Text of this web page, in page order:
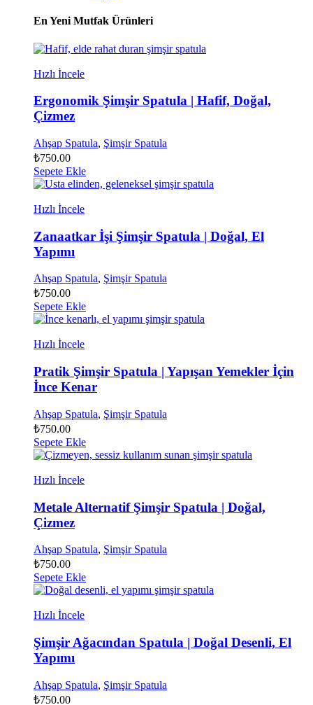
En Yeni Mutfak Ürünleri
Hızlı İncele
Ergonomik Şimşir Spatula | Hafif, Doğal,
Çizmez
Ahşap Spatula, Şimşir Spatula
₺750.00
Sepete Ekle
Hızlı İncele
Zanaatkar İşi Şimşir Spatula | Doğal, El
Yapımı
Ahşap Spatula, Şimşir Spatula
₺750.00
Sepete Ekle
Hızlı İncele
Pratik Şimşir Spatula | Yapışan Yemekler İçin
İnce Kenar
Ahşap Spatula, Şimşir Spatula
₺750.00
Sepete Ekle
Hızlı İncele
Metale Alternatif Şimşir Spatula | Doğal,
Çizmez
Ahşap Spatula, Şimşir Spatula
₺750.00
Sepete Ekle
Hızlı İncele
Şimşir Ağacından Spatula | Doğal Desenli, El
Yapımı
Ahşap Spatula, Şimşir Spatula
₺750.00